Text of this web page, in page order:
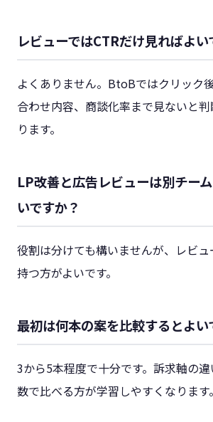
レビューではCTRだけ見ればよい
よくありません。BtoBではクリック
合わせ内容、商談化率まで見ないと
ります。
LP改善と広告レビューは別チー
いですか？
役割は分けても構いませんが、レビ
持つ方がよいです。
最初は何本の案を比較するとよい
3から5本程度で十分です。訴求軸の
数で比べる方が学習しやすくなります。